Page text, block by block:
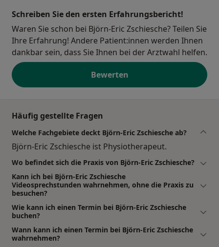
Schreiben Sie den ersten Erfahrungsbericht!
Waren Sie schon bei Björn-Eric Zschiesche? Teilen Sie
Ihre Erfahrung! Andere Patient:innen werden Ihnen
dankbar sein, dass Sie Ihnen bei der Arztwahl helfen.
Bewerten
Häufig gestellte Fragen
Welche Fachgebiete deckt Björn-Eric Zschiesche ab?
Björn-Eric Zschiesche ist Physiotherapeut.
Wo befindet sich die Praxis von Björn-Eric Zschiesche?
Kann ich bei Björn-Eric Zschiesche
Videosprechstunden wahrnehmen, ohne die Praxis zu
besuchen?
Wie kann ich einen Termin bei Björn-Eric Zschiesche
buchen?
Wann kann ich einen Termin bei Björn-Eric Zschiesche
wahrnehmen?